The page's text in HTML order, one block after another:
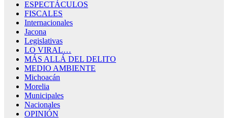
ESPECTÁCULOS
FISCALES
Internacionales
Jacona
Legislativas
LO VIRAL…
MÁS ALLÁ DEL DELITO
MEDIO AMBIENTE
Michoacán
Morelia
Municipales
Nacionales
OPINIÓN